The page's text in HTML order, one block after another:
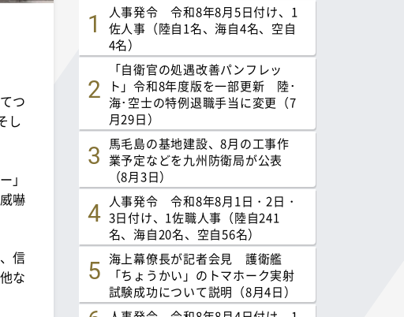
つ
し
」
嚇
信
な
人事発令 令和8年8月5日付け、1
佐人事（陸自1名、海自4名、空自
4名）
「自衛官の処遇改善パンフレッ
ト」令和8年度版を一部更新 陸･
海･空士の特例退職手当に変更（7
月29日）
馬毛島の基地建設、8月の工事作
業予定などを九州防衛局が公表
（8月3日）
人事発令 令和8年8月1日・2日・
3日付け、1佐職人事（陸自241
名、海自20名、空自56名）
海上幕僚長が記者会見 護衛艦
「ちょうかい」のトマホーク実射
試験成功について説明（8月4日）